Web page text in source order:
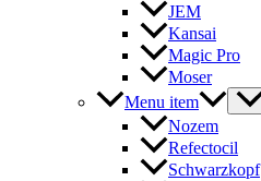
JEM
Kansai
Magic Pro
Moser
Menu item
Nozem
Refectocil
Schwarzkopf